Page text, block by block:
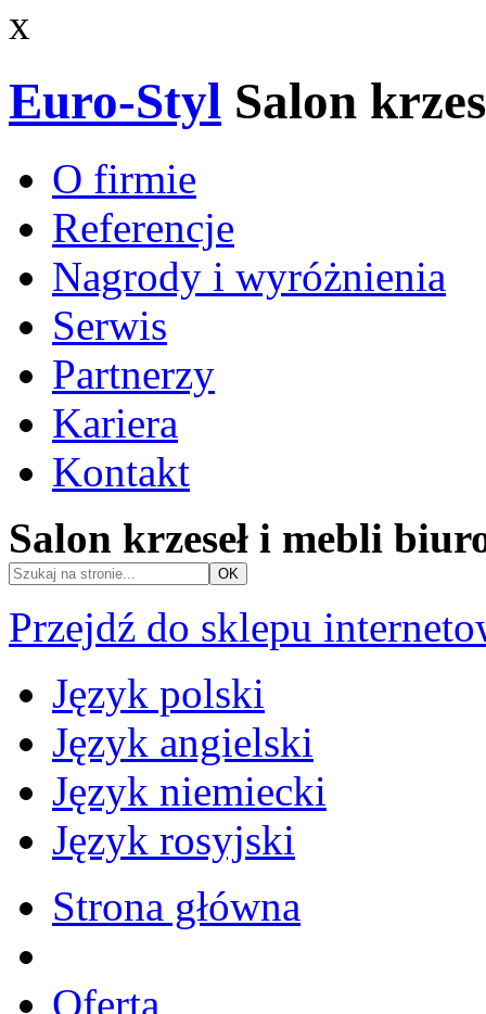
x
Euro-Styl Salon
O firmie
Referencje
Nagrody i wyróżnienia
Serwis
Partnerzy
Kariera
Kontakt
Salon krzeseł i mebli
Przejdź do sklepu
Język polski
Język angielski
Język niemiecki
Język rosyjski
Strona główna
Oferta